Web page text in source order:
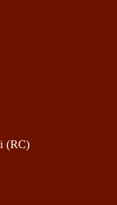
(RC)